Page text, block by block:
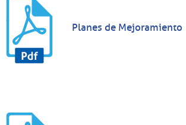
Planes de Mejoramiento